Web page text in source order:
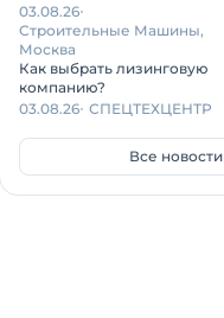
03.08.26
Строительные Машины,
Москва
Как выбрать лизинговую
компанию?
03.08.26 СПЕЦТЕХЦЕНТР
Все новости